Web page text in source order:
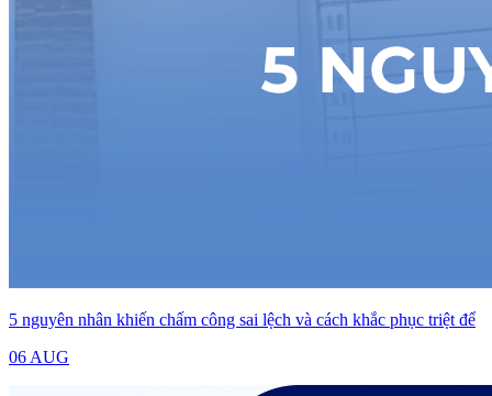
5 nguyên nhân khiến chấm công sai lệch và cách khắc phục triệt để
06 AUG